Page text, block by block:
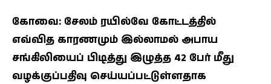
கோவை: சேலம் ரயில்வே கோட்டத்தில்
எவ்வித காரணமும் இல்லாமல் அபாய
சங்கிலியைப் பிடித்து இழுத்த 42 பேர் மீது
வழக்குப்பதிவு செய்யப்பட்டுள்ளதாக